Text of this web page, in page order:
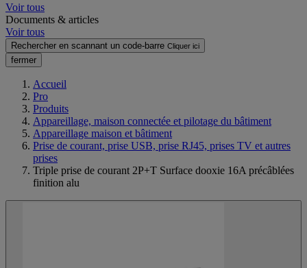
Voir tous
Documents & articles
Voir tous
Rechercher en scannant un code-barre Cliquer ici
fermer
Accueil
Pro
Produits
Appareillage, maison connectée et pilotage du bâtiment
Appareillage maison et bâtiment
Prise de courant, prise USB, prise RJ45, prises TV et autres
prises
Triple prise de courant 2P+T Surface dooxie 16A précâblées
finition alu